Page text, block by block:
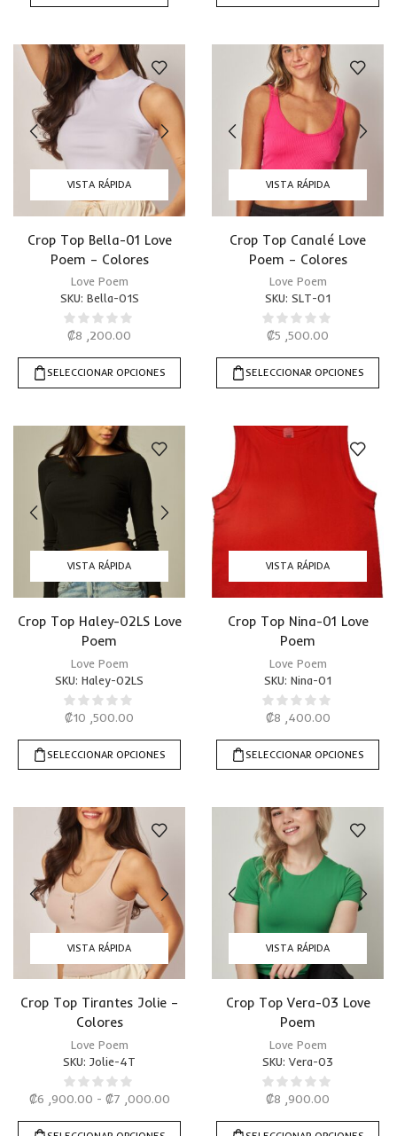
VISTA RÁPIDA
Crop Top Bella-01 Love
Poem – Colores
Love Poem
SKU: Bella-01S
₡8 ,200.00
SELECCIONAR OPCIONES
VISTA RÁPIDA
Crop Top Canalé Love
Poem – Colores
Love Poem
SKU: SLT-01
₡5 ,500.00
SELECCIONAR OPCIONES
VISTA RÁPIDA
Crop Top Haley-02LS Love
Poem
Love Poem
SKU: Haley-02LS
₡10 ,500.00
SELECCIONAR OPCIONES
VISTA RÁPIDA
Crop Top Nina-01 Love
Poem
Love Poem
SKU: Nina-01
₡8 ,400.00
SELECCIONAR OPCIONES
VISTA RÁPIDA
Crop Top Tirantes Jolie –
Colores
Love Poem
SKU: Jolie-4T
₡6 ,900.00 - ₡7 ,000.00
VISTA RÁPIDA
Crop Top Vera-03 Love
Poem
Love Poem
SKU: Vera-03
₡8 ,900.00